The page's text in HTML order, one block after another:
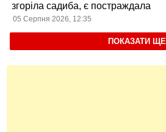
згоріла садиба, є постраждала
05 Серпня 2026, 12:35
ПОКАЗАТИ ЩЕ